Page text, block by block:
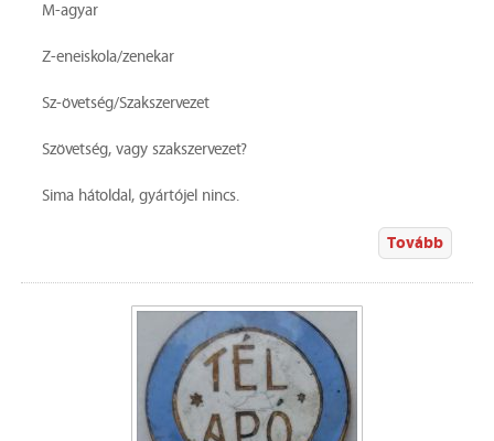
M-agyar
Z-eneiskola/zenekar
Sz-övetség/Szakszervezet
Szövetség, vagy szakszervezet?
Sima hátoldal, gyártójel nincs.
Tovább